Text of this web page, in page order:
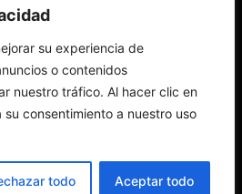
su experiencia de
o contenidos
nuestro tráfico. Al hacer clic en
su consentimiento a nuestro uso
todo Aceptar todo
Iglesia católica y la sociedad